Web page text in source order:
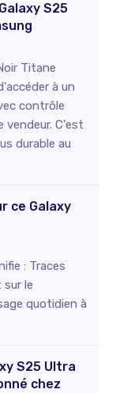
S25
Titane
à un
contrôle
vendeur. C'est
durable au
ce Galaxy
: Traces
sur le
quotidien à
S25 Ultra
chez